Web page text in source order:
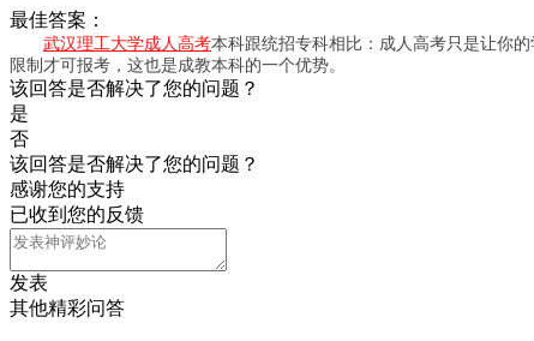
最佳答案：
武汉理工大学成人高考本科跟统招专科相比：成人高考只是让你
限制才可报考，这也是成教本科的一个优势。
该回答是否解决了您的问题？
是
否
该回答是否解决了您的问题？
感谢您的支持
已收到您的反馈
发表
其他精彩问答